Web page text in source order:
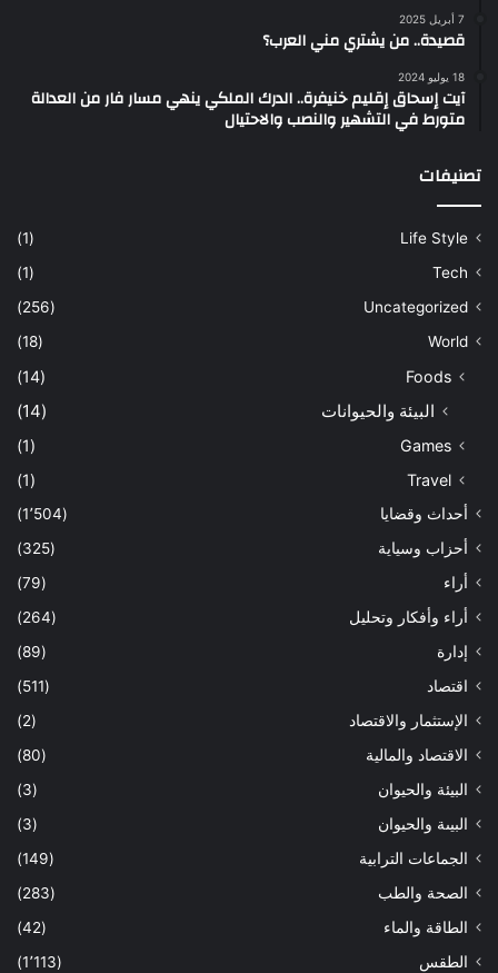
7 أبريل 2025
قصيدة.. من يشتري مني العرب؟
18 يوليو 2024
آيت إسحاق إقليم خنيفرة.. الدرك الملكي ينهي مسار فار من العدالة
متورط في التشهير والنصب والاحتيال
تصنيفات
Life Style
(1)
Tech
(1)
Uncategorized
(256)
World
(18)
Foods
(14)
البيئة والحيوانات (14)
Games
(1)
Travel
(1)
أحداث وقضايا
(1٬504)
أحزاب وسياية
(325)
أراء
(79)
أراء وأفكار وتحليل
(264)
إدارة
(89)
اقتصاد
(511)
الإستثمار والاقتصاد
(2)
الاقتصاد والمالية
(80)
البيئة والحيوان
(3)
البيىة والحيوان
(3)
الجماعات الترابية
(149)
الصحة والطب
(283)
الطاقة والماء
(42)
الطقس
(1٬113)